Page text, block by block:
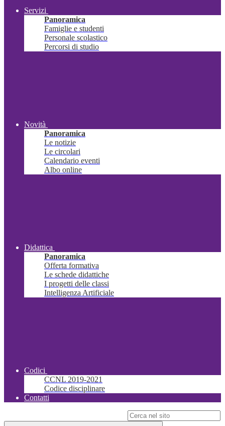
Servizi
Panoramica
Famiglie e studenti
Personale scolastico
Percorsi di studio
Novità
Panoramica
Le notizie
Le circolari
Calendario eventi
Albo online
Didattica
Panoramica
Offerta formativa
Le schede didattiche
I progetti delle classi
Intelligenza Artificiale
Codici
CCNL 2019-2021
Codice disciplinare
Contatti